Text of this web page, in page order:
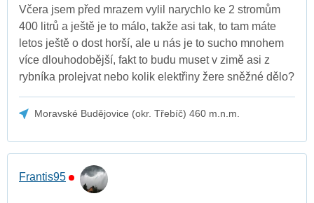
Včera jsem před mrazem vylil narychlo ke 2 stromům
400 litrů a ještě je to málo, takže asi tak, to tam máte
letos ještě o dost horší, ale u nás je to sucho mnohem
více dlouhodobější, fakt to budu muset v zimě asi z
rybníka prolejvat nebo kolik elektřiny žere sněžné dělo?
Moravské Budějovice (okr. Třebíč) 460 m.n.m.
Frantis95